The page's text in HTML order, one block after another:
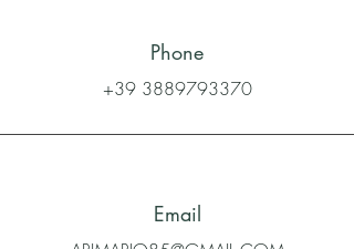
Phone
+39 3889793370
Email